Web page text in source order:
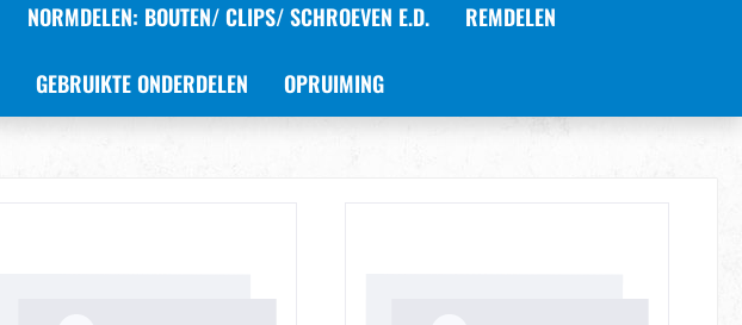
NORMDELEN: BOUTEN/ CLIPS/ SCHROEVEN E.D. REMDELEN
GEBRUIKTE ONDERDELEN OPRUIMING